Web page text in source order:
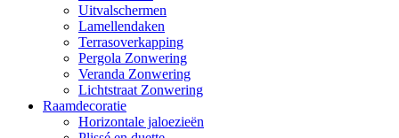
Uitvalschermen
Lamellendaken
Terrasoverkapping
Pergola Zonwering
Veranda Zonwering
Lichtstraat Zonwering
Raamdecoratie
Horizontale jaloezieën